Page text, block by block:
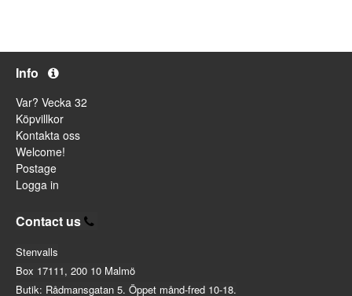
Info
Var? Vecka 32
Köpvillkor
Kontakta oss
Welcome!
Postage
Logga in
Contact us
Stenvalls
Box 17111, 200 10 Malmö
Butik: Rådmansgatan 5. Öppet månd-fred 10-18.